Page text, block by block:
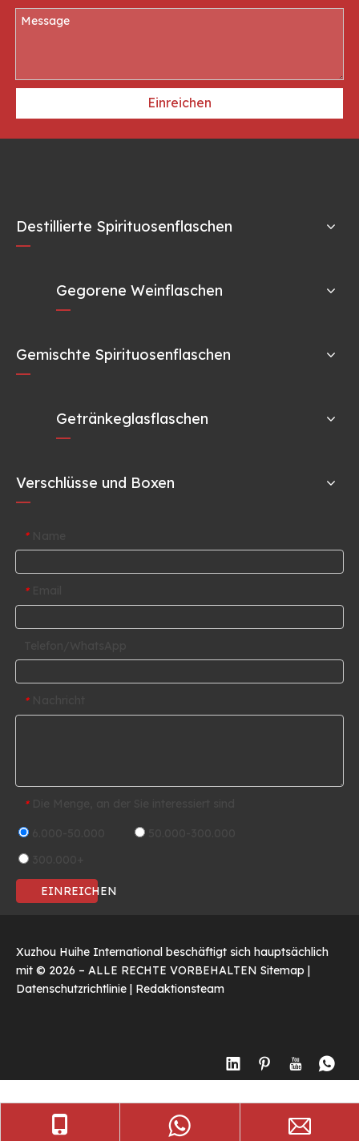
Einreichen
Destillierte Spirituosenflaschen
Gegorene Weinflaschen
Gemischte Spirituosenflaschen
Getränkeglasflaschen
Verschlüsse und Boxen
*
*
*
*
EINREICHEN
Xuzhou Huihe International beschäftigt sich hauptsächlich
mit © 2026 – ALLE RECHTE VORBEHALTEN Sitemap |
Datenschutzrichtlinie | Redaktionsteam